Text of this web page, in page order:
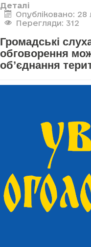
Деталі
Опубліковано: 28
Перегляди: 312
Громадські
обговорення
об’єднання